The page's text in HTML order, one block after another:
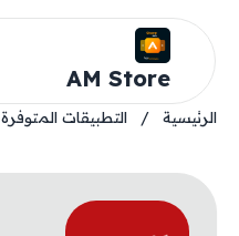
AM Store
الرئيسية / التطبيقات المتوفرة